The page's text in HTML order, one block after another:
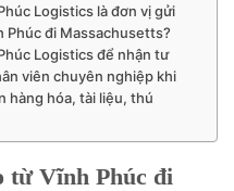
Logistics là đơn vị gửi
đi Massachusetts?
Logistics để nhận tư
viên chuyên nghiệp khi
hàng hóa, tài liệu, thú
từ Vĩnh Phúc đi